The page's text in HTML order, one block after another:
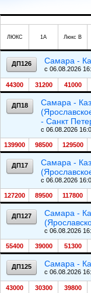
ЛЮКС 1А Люкс В
ДП126 Самара -
c 06.08.2026
44300 31200 41000
ДП18
Самара -
- Санкт
c 06.08.2026
139900 98500 129500
ДП17
Самара -
c 06.08.2026
127200 89500 117800
ДП127
Самара -
c 06.08.2026
55400 39000 51300
ДП125 Самара -
c 06.08.2026
43000 30300 39800